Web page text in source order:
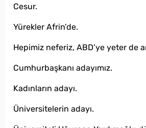
Cesur.
Yürekler Afrin’de.
Hepimiz neferiz, ABD’ye yeter de
Cumhurbaşkanı adayımız.
Kadınların adayı.
Üniversitelerin adayı.